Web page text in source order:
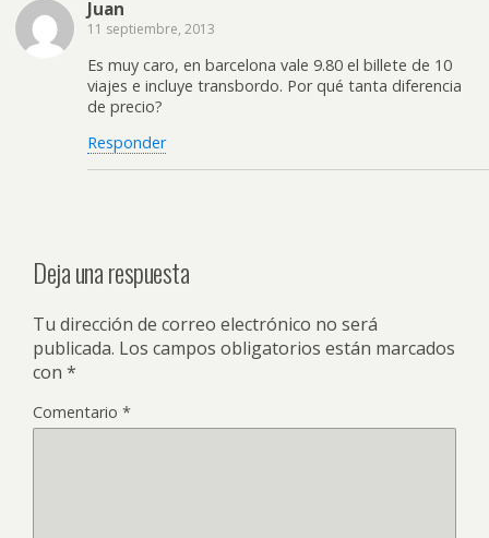
Juan
11 septiembre, 2013
Es muy caro, en barcelona vale 9.80 el billete de 10
viajes e incluye transbordo. Por qué tanta diferencia
de precio?
Responder
Deja una respuesta
Tu dirección de correo electrónico no será
publicada. Los campos obligatorios están marcados
con *
Comentario *